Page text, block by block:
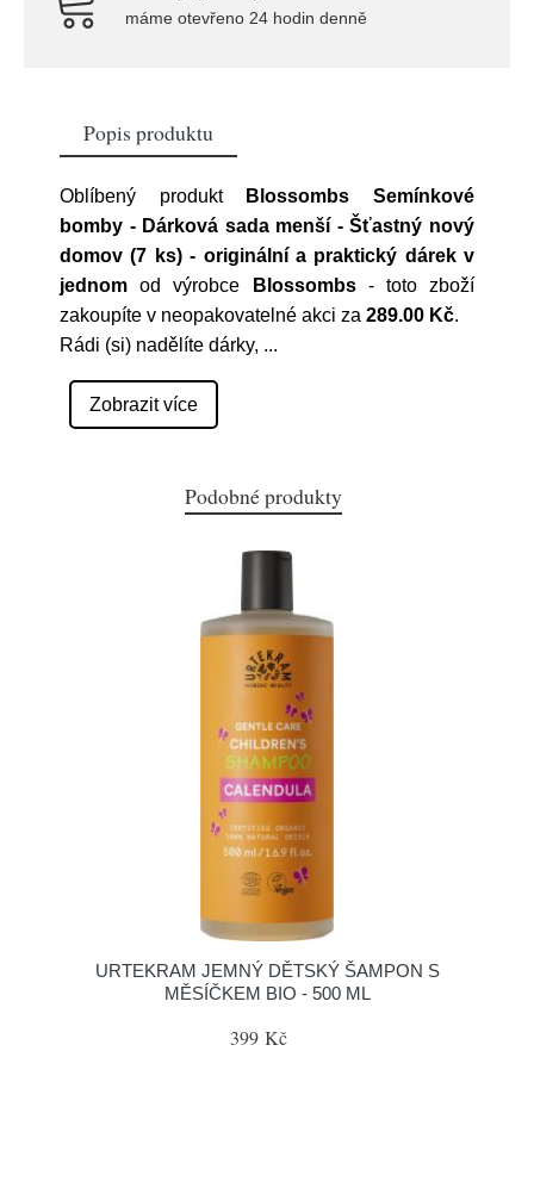
máme otevřeno 24 hodin denně
Popis produktu
Oblíbený produkt
Blossombs Semínkové
bomby - Dárková sada menší - Šťastný nový
domov (7 ks) - originální a praktický dárek v
jednom od výrobce Blossombs- toto zboží
zakoupíte v neopakovatelné akci za 289.00 Kč.
Rádi (si) nadělíte dárky, ...
Zobrazit více
Podobné produkty
URTEKRAM JEMNÝ DĚTSKÝ ŠAMPON S
MĚSÍČKEM BIO - 500 ML
399 Kč